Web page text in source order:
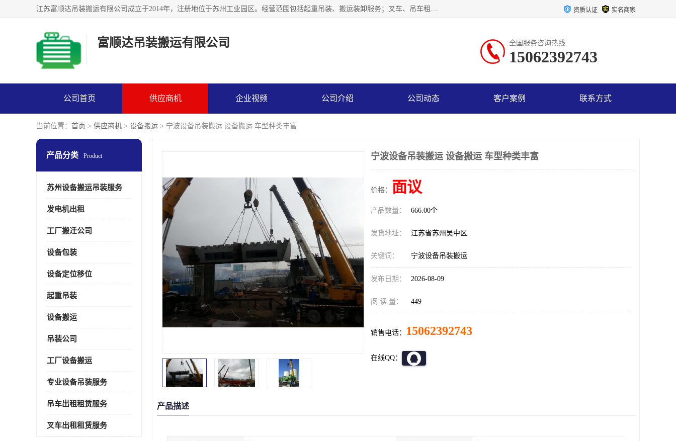
江苏富顺达吊装搬运有限公司成立于2014年，注册地位于苏州工业园区。经营范围包括起重吊装、搬运装卸服务；叉车、吊车租赁；水电安装；机电工程施工及维护；机电设备安装；家政服务、保洁服务。苏州搬运公司，苏州叉车出租，苏州吊车出租，苏州工厂设备搬运，专业设备吊装服务。 资质认证 实名商家
富顺达吊装搬运有限公司 全国服务咨询热线:
15062392743
公司首页 供应商机 企业视频 公司介绍 公司动态 客户案例 联系方式
当前位置： 首页 > 供应商机 > 设备搬运 > 宁波设备吊装搬运 设备搬运 车型种类丰富
产品分类 Product
苏州设备搬运吊装服务
发电机出租
工厂搬迁公司
设备包装
设备定位移位
起重吊装
设备搬运
吊装公司
工厂设备搬运
专业设备吊装服务
吊车出租租赁服务
叉车出租租赁服务
宁波设备吊装搬运 设备搬运 车型种类丰富
价格： 面议
产品数量： 666.00个
发货地址： 江苏省苏州吴中区
关键词： 宁波设备吊装搬运
发布日期： 2026-08-09
阅 读 量： 449
销售电话： 15062392743
在线QQ：
产品描述